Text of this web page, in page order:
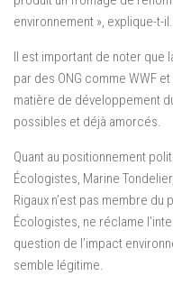
environnement », explique-t-il.
Il est important de noter que
par des ONG comme WWF
matière de développement
possibles et déjà amorcés.
Quant au positionnement
Écologistes, Marine
Rigaux n’est pas membre
Écologistes, ne réclame
question de l’impact
semble légitime.